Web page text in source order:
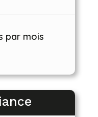
par mois